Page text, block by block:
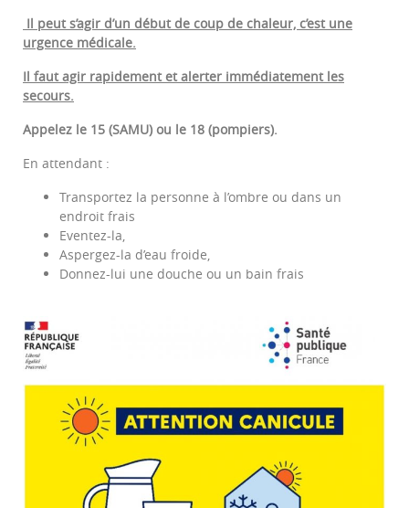
Il peut s’agir d’un début de coup de chaleur, c’est une
urgence médicale.
Il faut agir rapidement et alerter immédiatement les
secours.
Appelez le 15 (SAMU) ou le 18 (pompiers).
En attendant :
Transportez la personne à l’ombre ou dans un
endroit frais
Eventez-la,
Aspergez-la d’eau froide,
Donnez-lui une douche ou un bain frais